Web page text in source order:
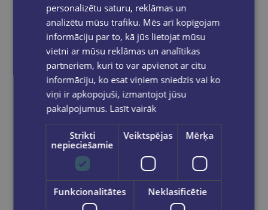
Līmes zīmulis, Stick Tix, 15 gr
personalizētu saturu, reklāmas un
analizētu mūsu trafiku. Mēs arī kopīgojam
informāciju par to, kā jūs lietojat mūsu
vietni ar mūsu reklāmas un analītikas
partneriem, kuri to var apvienot ar citu
informāciju, ko esat viņiem sniedzis vai ko
viņi ir apkopojuši, izmantojot jūsu
pakalpojumus. Lasīt vairāk
Strikti
nepieciešamie
Veiktspējas Mērķa
Funkcionalitātes Neklasificētie